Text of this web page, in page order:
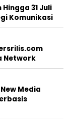
31 Juli
Komunikasi
Network
Media